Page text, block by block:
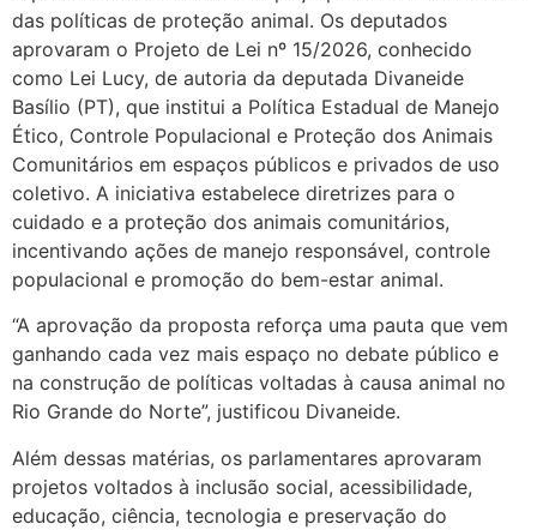
das políticas de proteção animal. Os deputados
aprovaram o Projeto de Lei nº 15/2026, conhecido
como Lei Lucy, de autoria da deputada Divaneide
Basílio (PT), que institui a Política Estadual de Manejo
Ético, Controle Populacional e Proteção dos Animais
Comunitários em espaços públicos e privados de uso
coletivo. A iniciativa estabelece diretrizes para o
cuidado e a proteção dos animais comunitários,
incentivando ações de manejo responsável, controle
populacional e promoção do bem-estar animal.
“A aprovação da proposta reforça uma pauta que vem
ganhando cada vez mais espaço no debate público e
na construção de políticas voltadas à causa animal no
Rio Grande do Norte”, justificou Divaneide.
Além dessas matérias, os parlamentares aprovaram
projetos voltados à inclusão social, acessibilidade,
educação, ciência, tecnologia e preservação do